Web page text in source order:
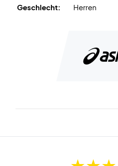
allem etwas bietet: Stabilität,
Geschlecht:
Herren